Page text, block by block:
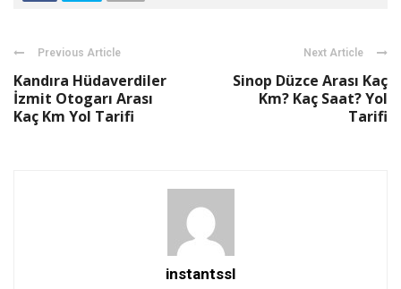
Previous Article
Kandıra Hüdaverdiler
İzmit Otogarı Arası
Kaç Km Yol Tarifi
Next Article
Sinop Düzce Arası Kaç
Km? Kaç Saat? Yol
Tarifi
instantssl